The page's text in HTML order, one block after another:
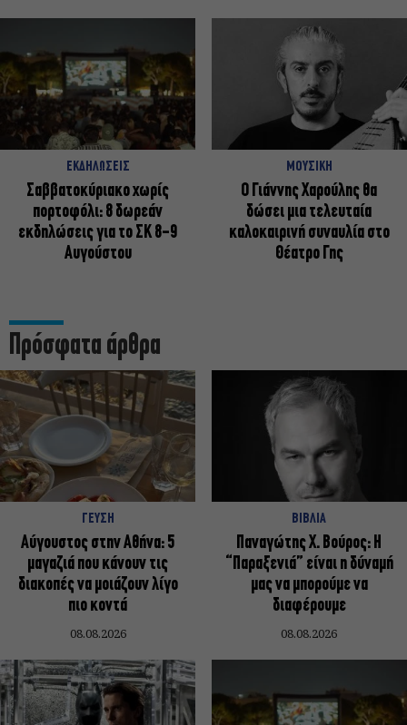
ΕΚΔΗΛΩΣΕΙΣ
Σαββατοκύριακο χωρίς
πορτοφόλι: 8 δωρεάν
εκδηλώσεις για το ΣΚ 8-9
Αυγούστου
ΜΟΥΣΙΚΗ
Ο Γιάννης Χαρούλης θα
δώσει μια τελευταία
καλοκαιρινή συναυλία στο
Θέατρο Γης
Πρόσφατα άρθρα
ΓΕΥΣΗ
Αύγουστος στην Αθήνα: 5
μαγαζιά που κάνουν τις
διακοπές να μοιάζουν λίγο
πιο κοντά
08.08.2026
ΒΙΒΛΙΑ
Παναγώτης Χ. Βούρος: Η
“Παραξενιά” είναι η δύναμή
μας να μπορούμε να
διαφέρουμε
08.08.2026